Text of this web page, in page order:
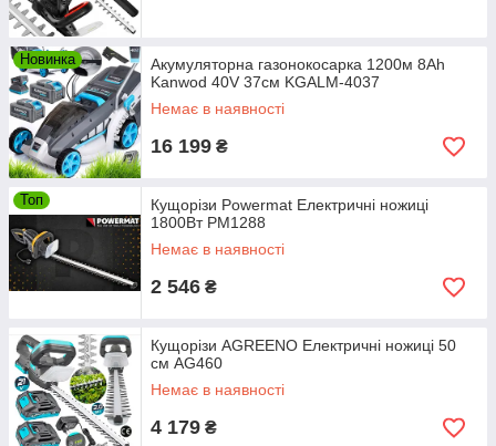
Новинка
Акумуляторна газонокосарка 1200м 8Ah
Kanwod 40V 37см KGALM-4037
Немає в наявності
16 199 ₴
Топ
Кущорізи Powermat Електричні ножиці
1800Вт PM1288
Немає в наявності
2 546 ₴
Кущорізи AGREENO Електричні ножиці 50
см AG460
Немає в наявності
4 179 ₴